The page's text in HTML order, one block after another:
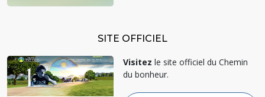
SITE OFFICIEL
Visitez le site officiel du Chemin
du bonheur.